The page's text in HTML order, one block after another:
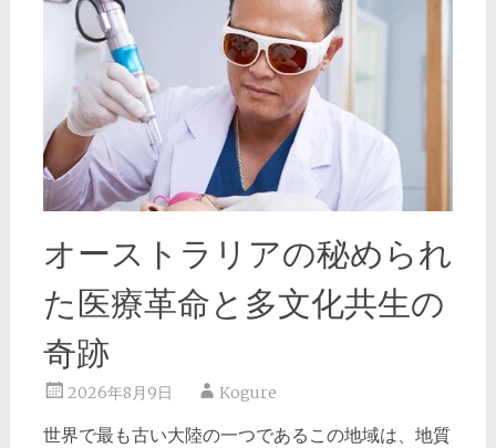
オーストラリアの秘められ
た医療革命と多文化共生の
奇跡
2026年8月9日 Kogure
世界で最も古い大陸の一つであるこの地域は、地質